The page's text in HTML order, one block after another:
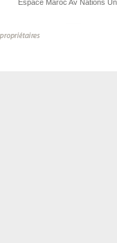
Espace Maroc Av Nations